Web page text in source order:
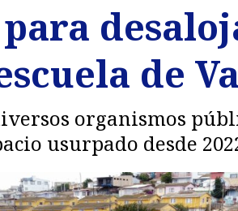
Negocios
Pura Mujer
de
organismos
usurpado desde